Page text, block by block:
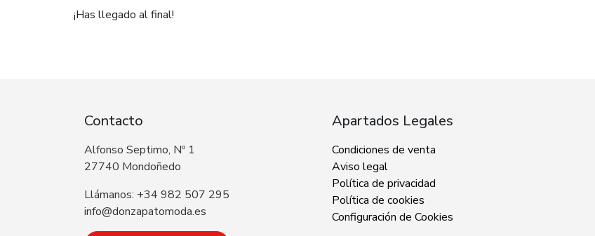
¡Has llegado al final!
Contacto
Alfonso Septimo, Nº 1
27740 Mondoñedo
Llámanos: +34 982 507 295
info@donzapatomoda.es
Apartados Legales
Condiciones de venta
Aviso legal
Política de privacidad
Política de cookies
Configuración de Cookies